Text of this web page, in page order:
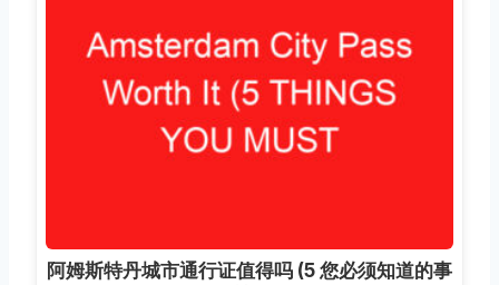
阿姆斯特丹城市通行证值得吗 (5 您必须知道的事